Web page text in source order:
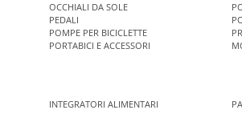
OCCHIALI DA SOLE
PEDALI
POMPE PER BICICLETTE
PORTABICI E ACCESSORI
INTEGRATORI ALIMENTARI